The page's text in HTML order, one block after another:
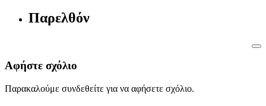
Παρελθόν
Αφήστε σχόλιο
Παρακαλούμε συνδεθείτε για να αφήσετε σχόλιο.